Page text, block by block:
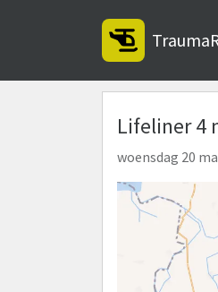
Lifeliner 4
woensdag 20